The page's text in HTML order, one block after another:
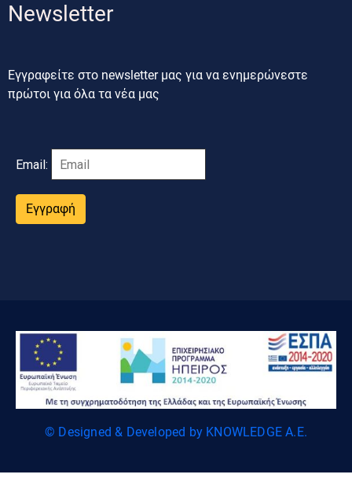
Newsletter
Εγγραφείτε στο newsletter μας για να ενημερώνεστε
πρώτοι για όλα τα νέα μας
Email:
Εγγραφή
© Designed & Developed by KNOWLEDGE A.E.